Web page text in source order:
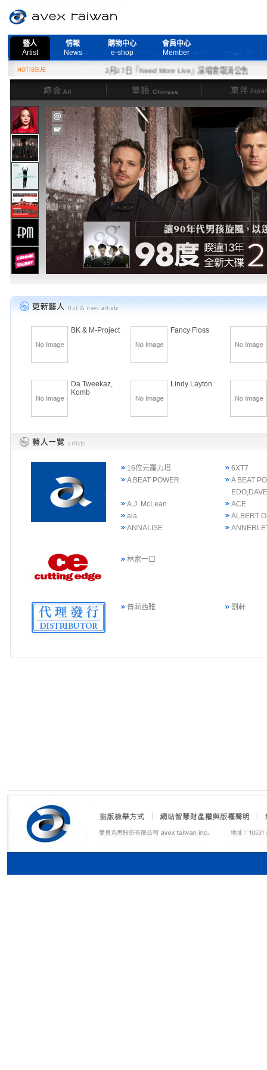
藝人
Artist
情報
News
購物中心
e-shop
會員中心
Member
HOTISSUE
2月27日『Need More Live』演唱會取消公告
綜合
華語 東洋
BK & M-Project Fancy Floss
Da Tweekaz,
Komb
Lindy Layton
16位元羅力塔
6XT7
A BEAT POWER
A BEAT
A.J. McLean
ACE
ala
ALBERT
ANNALISE
林家一口
普莉西雅 劉軒